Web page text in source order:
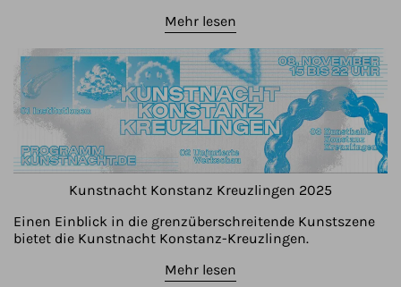
Mehr lesen
Kunstnacht Konstanz Kreuzlingen 2025
Einen Einblick in die grenzüberschreitende Kunstszene
bietet die Kunstnacht Konstanz-Kreuzlingen.
Mehr lesen